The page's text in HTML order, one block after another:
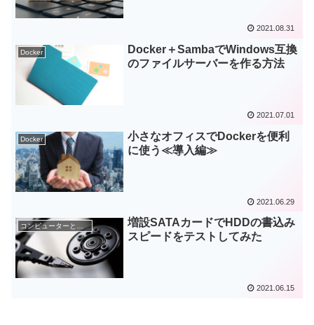
2021.08.31
Docker
Docker＋SambaでWindows互換
のファイルサーバーを作る方法
2021.07.01
Docker
小さなオフィスでDockerを便利
に使う≪導入編≫
2021.06.29
増設SATAカードでHDDの書込み
スピードをテストしてみた
2021.06.15